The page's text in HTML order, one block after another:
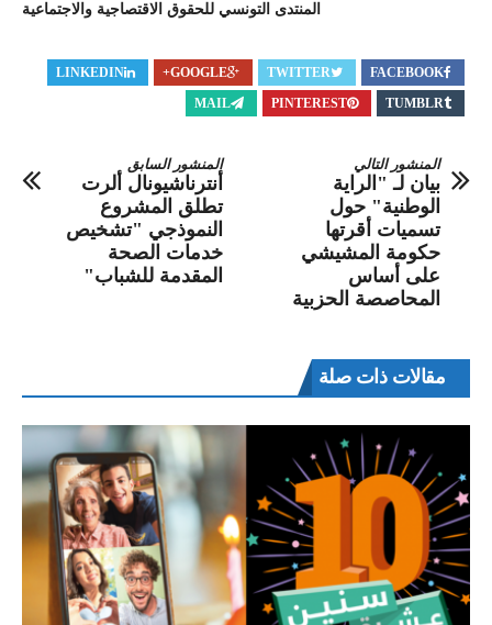
المنتدى التونسي للحقوق الاقتصاجية والاجتماعية
FACEBOOK
TWITTER
GOOGLE+
LINKEDIN
TUMBLR
PINTEREST
MAIL
المنشور السابق
أنترناشيونال ألرت
تطلق المشروع
النموذجي "تشخيص
خدمات الصحة
المقدمة للشباب"
المنشور التالي
بيان لـ "الراية
الوطنية" حول
تسميات أقرتها
حكومة المشيشي
على أساس
المحاصصة الحزبية
مقالات ذات صلة